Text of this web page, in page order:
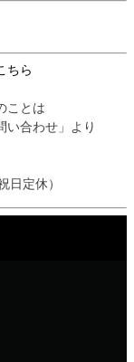
ちら
ことは
い合わせ」より
日定休）